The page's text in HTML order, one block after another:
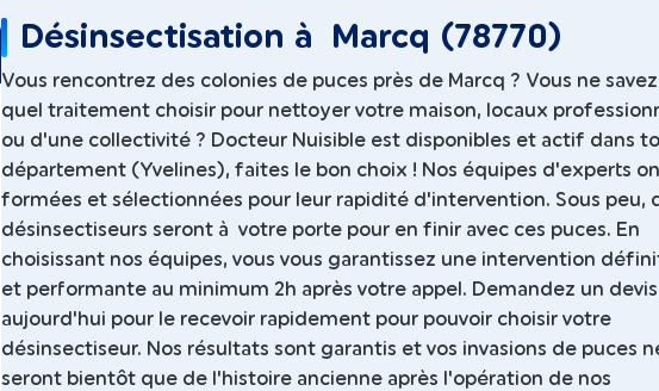
Désinsectisation à Marcq (78770)
Vous rencontrez des colonies de puces près de Marcq ? Vous ne savez
quel traitement choisir pour nettoyer votre maison, locaux
ou d'une collectivité ? Docteur Nuisible est disponibles et actif dans
département (Yvelines), faites le bon choix ! Nos équipes d'experts
formées et sélectionnées pour leur rapidité d'intervention. Sous peu,
désinsectiseurs seront à votre porte pour en finir avec ces puces. En
choisissant nos équipes, vous vous garantissez une intervention
et performante au minimum 2h après votre appel. Demandez un
aujourd'hui pour le recevoir rapidement pour pouvoir choisir votre
désinsectiseur. Nos résultats sont garantis et vos invasions de puces
seront bientôt que de l'histoire ancienne après l'opération de nos